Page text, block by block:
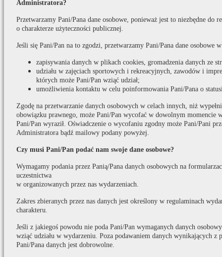
Administratora?
Przetwarzamy Pani/Pana dane osobowe, ponieważ jest to niezbędne do
o charakterze użyteczności publicznej.
Jeśli się Pani/Pan na to zgodzi, przetwarzamy Pani/Pana dane osobowe
zapisywania danych w plikach cookies, gromadzenia danych ze
udziału w zajęciach sportowych i rekreacyjnych, zawodów i
których może Pani/Pan wziąć udział;
umożliwienia kontaktu w celu poinformowania Pani/Pana o
Zgodę na przetwarzanie danych osobowych w celach innych, niż
obowiązku prawnego, może Pani/Pan wycofać w dowolnym momencie
Pani/Pan wyraził. Oświadczenie o wycofaniu zgodny może Pani/Pani
Administratora bądź mailowy podany powyżej.
Czy musi Pani/Pan podać nam swoje dane osobowe?
Wymagamy podania przez Panią/Pana danych osobowych na
uczestnictwa
w organizowanych przez nas wydarzeniach.
Zakres zbieranych przez nas danych jest określony w regulaminach
charakteru.
Jeśli z jakiegoś powodu nie poda Pani/Pan wymaganych danych
wziąć udziału w wydarzeniu. Poza podawaniem danych wynikających z
Pani/Pana danych jest dobrowolne.